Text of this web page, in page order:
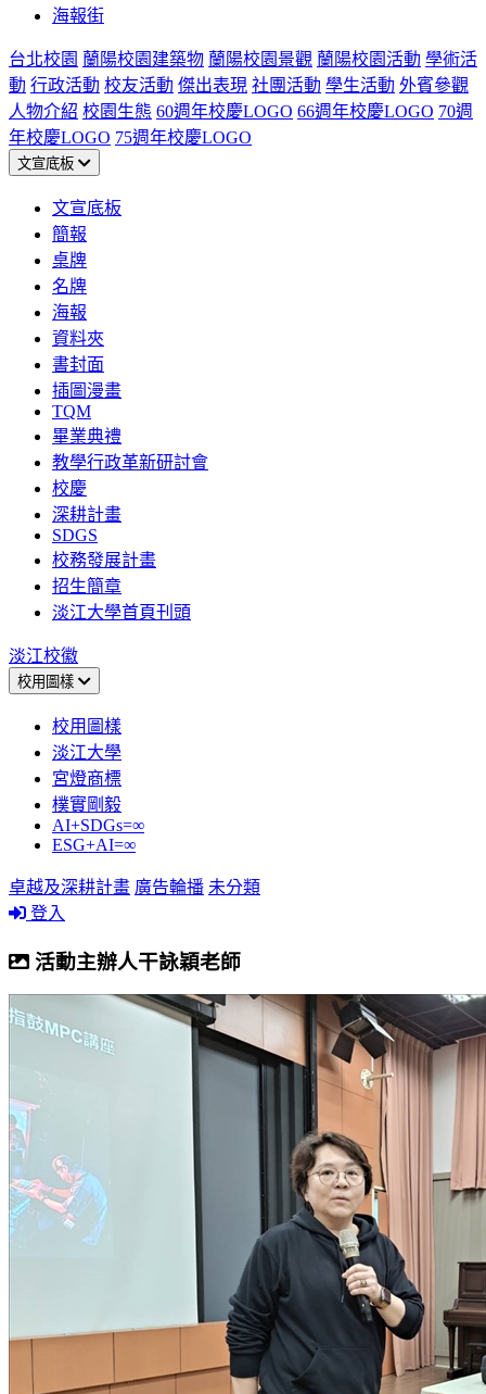
海報街
台北校園 蘭陽校園建築物 蘭陽校園景觀 蘭陽校園活動 學術活
動 行政活動 校友活動 傑出表現 社團活動 學生活動 外賓參觀
人物介紹 校園生態 60週年校慶LOGO 66週年校慶LOGO 70週
年校慶LOGO 75週年校慶LOGO
文宣底板
文宣底板
簡報
桌牌
名牌
海報
資料夾
書封面
插圖漫畫
TQM
畢業典禮
教學行政革新研討會
校慶
深耕計畫
SDGS
校務發展計畫
招生簡章
淡江大學首頁刊頭
淡江校徽
校用圖樣
校用圖樣
淡江大學
宮燈商標
樸實剛毅
AI+SDGs=∞
ESG+AI=∞
卓越及深耕計畫 廣告輪播 未分類
登入
活動主辦人干詠穎老師